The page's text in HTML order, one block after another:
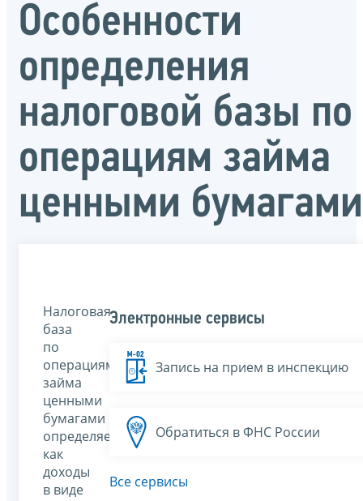
Особенности
определения
налоговой базы по
операциям займа
ценными бумагами
Налоговая
база
по
операциям
займа
ценными
бумагами
определяется
как
доходы
в виде
Электронные сервисы
Запись на прием в инспекцию
Обратиться в ФНС России
Все сервисы